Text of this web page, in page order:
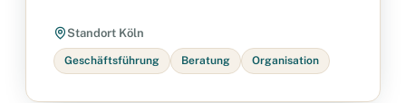
Standort Köln
Geschäftsführung Beratung Organisation